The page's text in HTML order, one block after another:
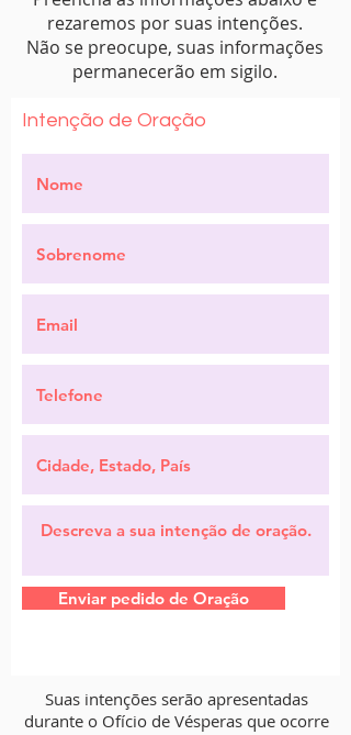
rezaremos por suas intenções.
Não se preocupe, suas informações
permanecerão em sigilo.
Intenção de Oração
Enviar pedido de Oração
Suas intenções serão apresentadas
durante o Ofício de Vésperas que ocorre